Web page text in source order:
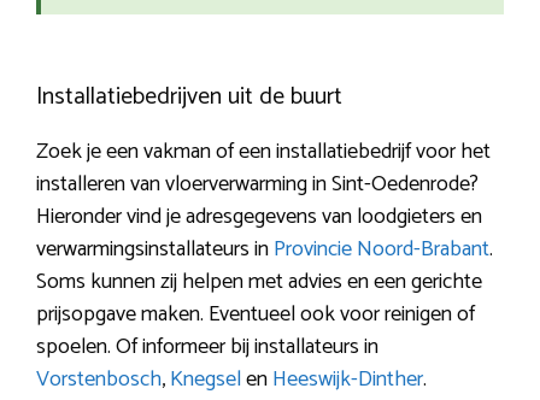
Installatiebedrijven uit de buurt
Zoek je een vakman of een installatiebedrijf voor het
installeren van vloerverwarming in Sint-Oedenrode?
Hieronder vind je adresgegevens van loodgieters en
verwarmingsinstallateurs inProvincie Noord-Brabant.
Soms kunnen zij helpen met advies en een gerichte
prijsopgave maken. Eventueel ook voor reinigen of
spoelen. Of informeer bij installateurs in
Vorstenbosch,KnegselenHeeswijk-Dinther.